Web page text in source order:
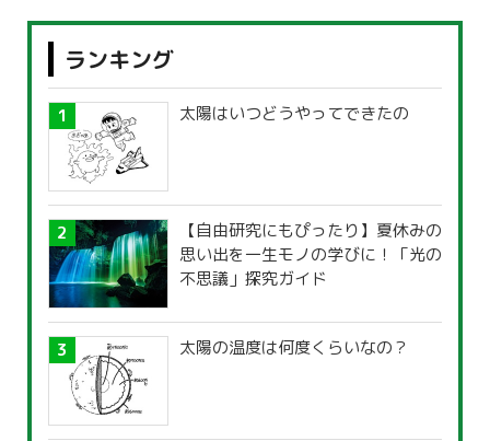
ランキング
太陽はいつどうやってできたの
【自由研究にもぴったり】夏休みの
思い出を一生モノの学びに！「光の
不思議」探究ガイド
太陽の温度は何度くらいなの？